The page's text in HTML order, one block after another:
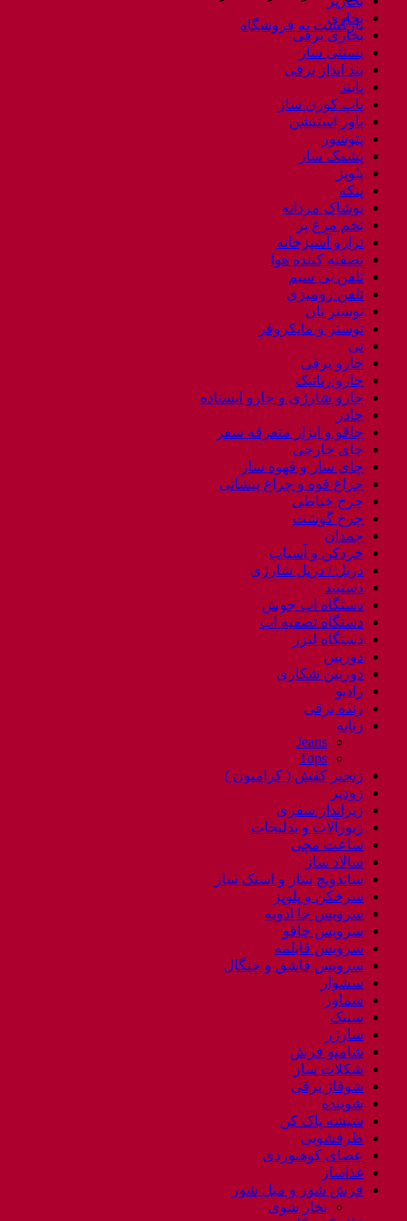
بازگشت به فروشگاه
بخاری
بخاری برقی
بستنی ساز
بند انداز برقی
پابند
پاپ کورن ساز
پاور استیشن
پتوشور
پشمک ساز
پلوپز
پنکه
پوشاک مردانه
تخم مرغ پز
ترازو آشپزخانه
تصفیه کننده هوا
تلفن بی سیم
تلفن رومیزی
توستر نان
توستر و مایکروفر
تی
جارو برقی
جارو رباتیک
جارو شارژی و جارو ایستاده
چادر
چاقو و ابزار متفرقه سفر
چای خارجی
چای ساز و قهوه ساز
چراغ قوه و چراغ پیشانی
چرخ خیاطی
چرخ گوشت
چمدان
خردکن و آسیاب
دریل / دریل شارژی
دستبند
دستگاه اب جوش
دستگاه تصفیه اب
دستگاه لیزر
دوربین
دوربین شکاری
رادیو
رنده برقی
زنانه
Jeans
Tops
زنجیر کفش ( کرامپون )
زودپز
زیرانداز سفری
زیورآلات و بدلیجات
ساعت مچی
سالاد ساز
ساندویچ ساز و اسنک ساز
سرخکن و پلوپز
سرویس جا ادویه
سرویس چاقو
سرویس قابلمه
سرویس قاشق و چنگال
سشوار
سماور
سینک
شارژر
شامپو فرش
شکلات ساز
شوفاژ برقی
شوینده
شیشه پاک کن
ظرفشویی
عصای کوهنوردی
غذاساز
فرش شور و مبل شور
بخار شوی